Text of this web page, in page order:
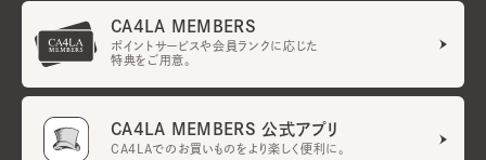
CA4LA MEMBERS
ポイントサービスや会員ランクに応じた
特典をご用意。
CA4LA MEMBERS 公式アプリ
CA4LAでのお買いものをより楽しく便利に。